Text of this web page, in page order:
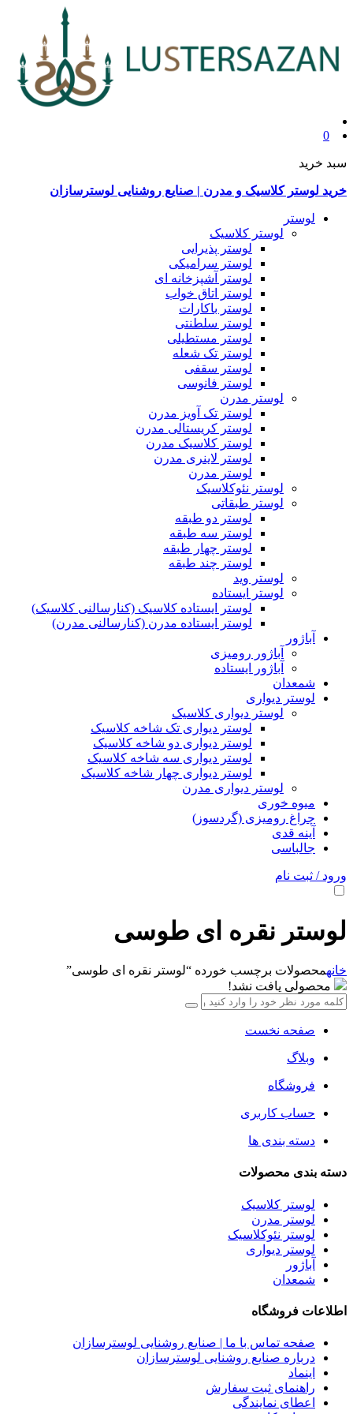
0
سبد خرید
خرید لوستر کلاسیک و مدرن | صنایع روشنایی لوسترسازان
لوستر
لوستر کلاسیک
لوستر پذیرایی
لوستر سرامیکی
لوستر آشپزخانه ای
لوستر اتاق خواب
لوستر باکارات
لوستر سلطنتی
لوستر مستطیلی
لوستر تک شعله
لوستر سقفی
لوستر فانوسی
لوستر مدرن
لوستر تک آویز مدرن
لوستر کریستالی مدرن
لوستر کلاسیک مدرن
لوستر لاینری مدرن
لوستر مدرن
لوستر نئوکلاسیک
لوستر طبقاتی
لوستر دو طبقه
لوستر سه طبقه
لوستر چهار طبقه
لوستر چند طبقه
لوستر وید
لوستر ایستاده
لوستر ایستاده کلاسیک (کنارسالنی کلاسیک)
لوستر ایستاده مدرن (کنارسالنی مدرن)
آباژور
آباژور رومیزی
آباژور ایستاده
شمعدان
لوستر دیواری
لوستر دیواری کلاسیک
لوستر دیواری تک شاخه کلاسیک
لوستر دیواری دو شاخه کلاسیک
لوستر دیواری سه شاخه کلاسیک
لوستر دیواری چهار شاخه کلاسیک
لوستر دیواری مدرن
میوه خوری
چراغ رومیزی (گردسوز)
آینه قدی
جالباسی
ورود / ثبت نام
لوستر نقره ای طوسی
خانهمحصولات برچسب خورده “لوستر نقره ای طوسی”
محصولی یافت نشد!
صفحه نخست
وبلاگ
فروشگاه
حساب کاربری
دسته بندی ها
دسته بندی محصولات
لوستر کلاسیک
لوستر مدرن
لوستر نئوکلاسیک
لوستر دیواری
آباژور
شمعدان
اطلاعات فروشگاه
صفحه تماس با ما | صنایع روشنایی لوسترسازان
درباره صنایع روشنایی لوسترسازان
اینماد
راهنمای ثبت سفارش
اعطای نمایندگی